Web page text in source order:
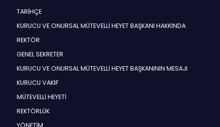
TARİHÇE
KURUCU VE ONURSAL MÜTEVELLİ HEYET BAŞKANI HAKKINDA
REKTÖR
GENEL SEKRETER
KURUCU VE ONURSAL MÜTEVELLİ HEYET BAŞKANININ MESAJI
KURUCU VAKIF
MÜTEVELLİ HEYETİ
REKTÖRLÜK
YÖNETİM